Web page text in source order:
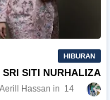
HIBURAN
SITI NURHALIZA!
Aerill Hassan 14 نوفمبر